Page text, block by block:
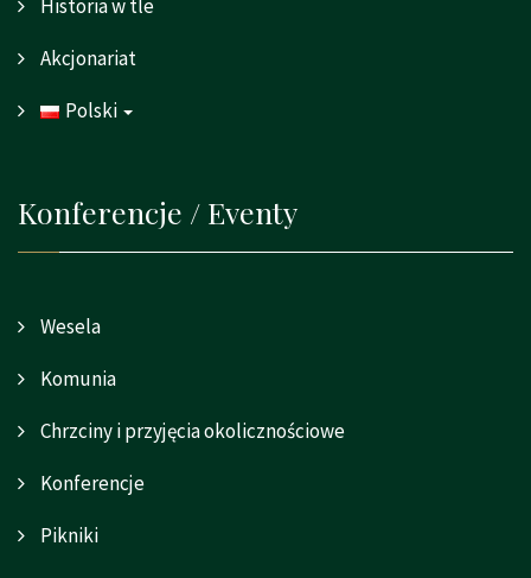
Historia w tle
Akcjonariat
Polski
Konferencje / Eventy
Wesela
Komunia
Chrzciny i przyjęcia okolicznościowe
Konferencje
Pikniki